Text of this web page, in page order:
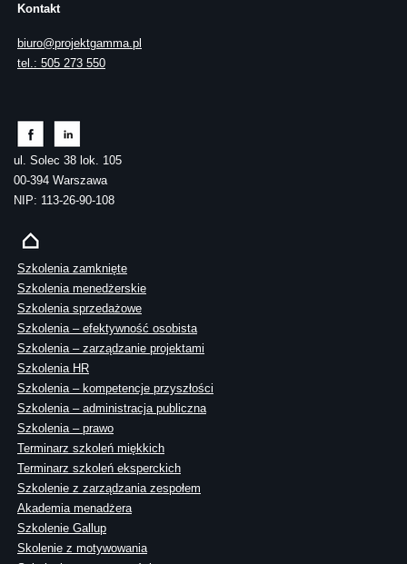
Kontakt
biuro@projektgamma.pl
tel.: 505 273 550
ul. Solec 38 lok. 105
00-394 Warszawa
NIP: 113-26-90-108
Szkolenia zamknięte
Szkolenia menedżerskie
Szkolenia sprzedażowe
Szkolenia – efektywność osobista
Szkolenia – zarządzanie projektami
Szkolenia HR
Szkolenia – kompetencje przyszłości
Szkolenia – administracja publiczna
Szkolenia – prawo
Terminarz szkoleń miękkich
Terminarz szkoleń eksperckich
Szkolenie z zarządzania zespołem
Akademia menadżera
Szkolenie Gallup
Skolenie z motywowania